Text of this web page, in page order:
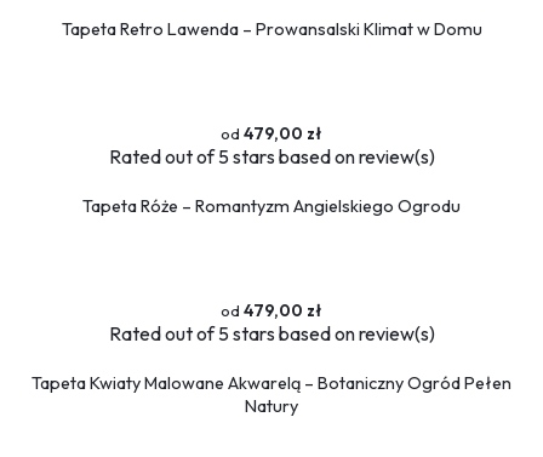
Tapeta Retro Lawenda – Prowansalski Klimat w Domu
479,00 zł
Ratedout of 5 stars based onreview(s)
Tapeta Róże – Romantyzm Angielskiego Ogrodu
479,00 zł
Ratedout of 5 stars based onreview(s)
Tapeta Kwiaty Malowane Akwarelą – Botaniczny Ogród Pełen
Natury